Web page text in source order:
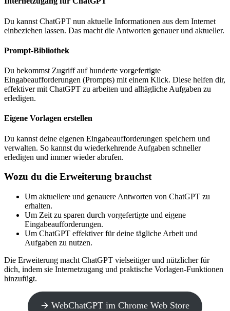
Du kannst ChatGPT nun aktuelle Informationen aus dem Internet
einbeziehen lassen. Das macht die Antworten genauer und aktueller.
Prompt-Bibliothek
Du bekommst Zugriff auf hunderte vorgefertigte
Eingabeaufforderungen (Prompts) mit einem Klick. Diese helfen dir,
effektiver mit ChatGPT zu arbeiten und alltägliche Aufgaben zu
erledigen.
Eigene Vorlagen erstellen
Du kannst deine eigenen Eingabeaufforderungen speichern und
verwalten. So kannst du wiederkehrende Aufgaben schneller
erledigen und immer wieder abrufen.
Wozu du die Erweiterung brauchst
Um aktuellere und genauere Antworten von ChatGPT zu
erhalten.
Um Zeit zu sparen durch vorgefertigte und eigene
Eingabeaufforderungen.
Um ChatGPT effektiver für deine tägliche Arbeit und
Aufgaben zu nutzen.
Die Erweiterung macht ChatGPT vielseitiger und nützlicher für
dich, indem sie Internetzugang und praktische Vorlagen-Funktionen
hinzufügt.
🡪 WebChatGPT im Chrome Web Store